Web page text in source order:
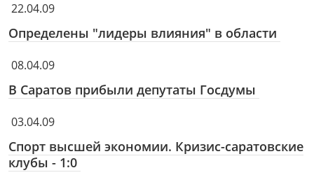
22.04.09
Определены "лидеры влияния" в области
08.04.09
В Саратов прибыли депутаты Госдумы
03.04.09
Спорт высшей экономии. Кризис-саратовские
клубы - 1:0